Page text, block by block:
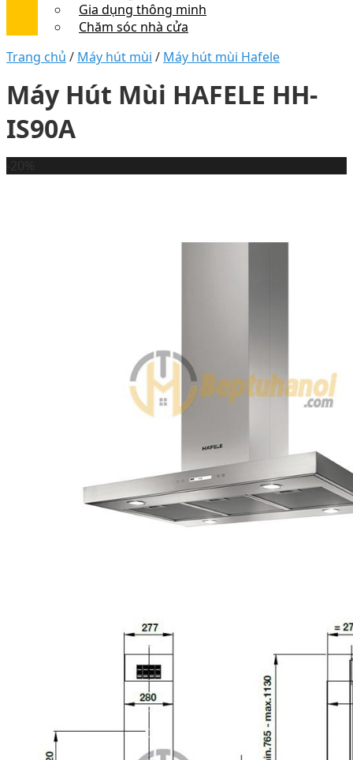
Gia dụng thông minh
Chăm sóc nhà cửa
Trang chủ / Máy hút mùi / Máy hút mùi Hafele
Máy Hút Mùi HAFELE HH-
IS90A